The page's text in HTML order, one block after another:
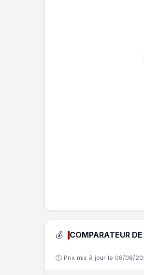
💰 COMPARATEUR
🕐 Prix mis à jour le 08/08/